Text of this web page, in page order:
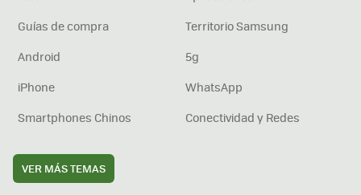
Guías de compra
Territorio Samsung
Android
5g
iPhone
WhatsApp
Smartphones Chinos
Conectividad y Redes
VER MÁS TEMAS